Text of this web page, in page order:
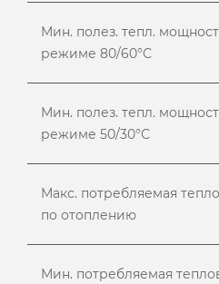
Мин. полез. тепл.
режиме 80/60°С
Мин. полез. тепл.
режиме 50/30°С
Макс. потребляемая
по отоплению
Мин. потребляемая